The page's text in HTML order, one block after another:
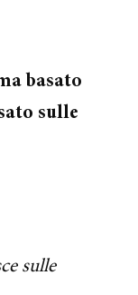
basato
sulle
sulle